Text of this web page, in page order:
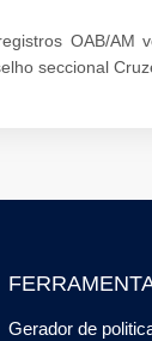
OAB/
seccional
Gerador de